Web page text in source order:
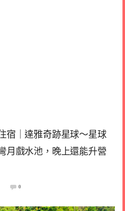
宿｜達雅奇跡星球～星球
月戲水池，晚上還能升營
0